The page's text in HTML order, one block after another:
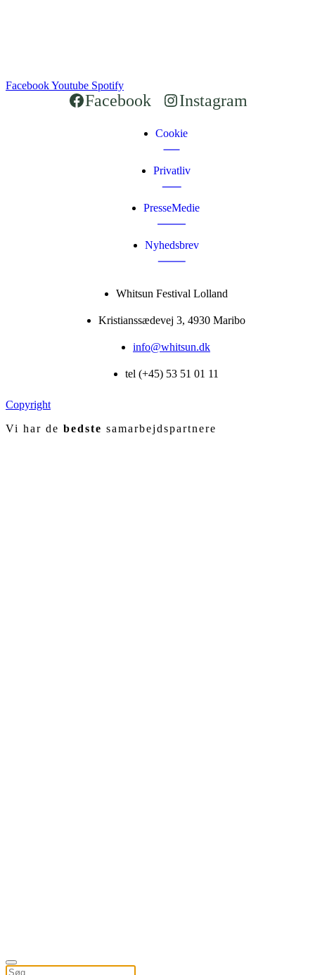
FacebookYoutube Spotify
Facebook Instagram
Cookie
Privatliv
PresseMedie
Nyhedsbrev
Whitsun Festival Lolland
Kristianssædevej 3, 4930 Maribo
info@whitsun.dk
tel (+45) 53 51 01 11
Copyright
Vi har de bedste samarbejdspartnere